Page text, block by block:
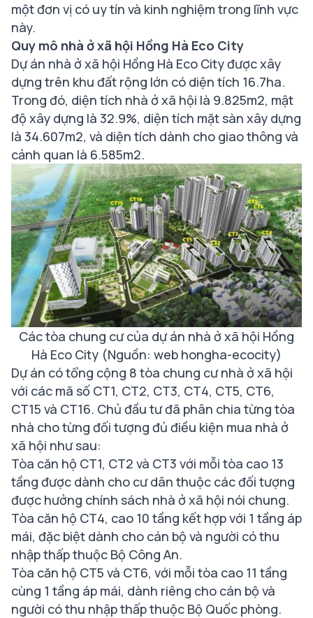
một đơn vị có uy tín và kinh nghiệm trong lĩnh vực
này.
Quy mô nhà ở xã hội Hồng Hà Eco City
Dự án nhà ở xã hội Hồng Hà Eco City được xây
dựng trên khu đất rộng lớn có diện tích 16.7ha.
Trong đó, diện tích nhà ở xã hội là 9.825m2, mật
độ xây dựng là 32.9%, diện tích mặt sàn xây dựng
là 34.607m2, và diện tích dành cho giao thông và
cảnh quan là 6.585m2.
Các tòa chung cư của dự án nhà ở xã hội Hồng
Hà Eco City (Nguồn: web hongha-ecocity)
Dự án có tổng cộng 8 tòa chung cư nhà ở xã hội
với các mã số CT1, CT2, CT3, CT4, CT5, CT6,
CT15 và CT16. Chủ đầu tư đã phân chia từng tòa
nhà cho từng đối tượng đủ điều kiện mua nhà ở
xã hội như sau:
Tòa căn hộ CT1, CT2 và CT3 với mỗi tòa cao 13
tầng được dành cho cư dân thuộc các đối tượng
được hưởng chính sách nhà ở xã hội nói chung.
Tòa căn hộ CT4, cao 10 tầng kết hợp với 1 tầng áp
mái, đặc biệt dành cho cán bộ và người có thu
nhập thấp thuộc Bộ Công An.
Tòa căn hộ CT5 và CT6, với mỗi tòa cao 11 tầng
cùng 1 tầng áp mái, dành riêng cho cán bộ và
người có thu nhập thấp thuộc Bộ Quốc phòng.